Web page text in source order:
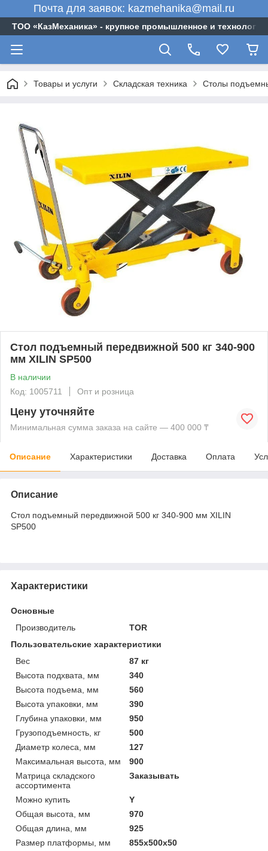
Почта для заявок: kazmehanika@mail.ru
ТОО «‎КазМеханика» - крупное промышленное и
Товары и услуги Складская техника Столы
Стол подъемный передвижной 500 кг 340-900
мм XILIN SP500
В наличии
Код: 1005711
Опт и розница
Цену уточняйте
Минимальная сумма заказа на сайте — 400 000 ₸
Описание Характеристики Доставка Оплата
Описание
Стол подъемный передвижной 500 кг 340-900 мм XILIN
SP500
Характеристики
Основные
Производитель
TOR
Пользовательские характеристики
Вес
87 кг
Высота подхвата, мм
340
Высота подъема, мм
560
Высота упаковки, мм
390
Глубина упаковки, мм
950
Грузоподъемность, кг
500
Диаметр колеса, мм
127
Максимальная высота, мм
900
Матрица складского
ассортимента
Заказывать
Можно купить
Y
Общая высота, мм
970
Общая длина, мм
925
Размер платформы, мм
855х500х50